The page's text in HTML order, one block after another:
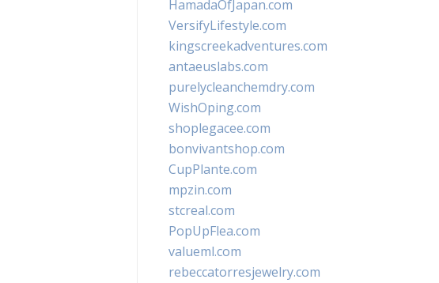
HamadaOfJapan.com
VersifyLifestyle.com
kingscreekadventures.com
antaeuslabs.com
purelycleanchemdry.com
WishOping.com
shoplegacee.com
bonvivantshop.com
CupPlante.com
mpzin.com
stcreal.com
PopUpFlea.com
valueml.com
rebeccatorresjewelry.com